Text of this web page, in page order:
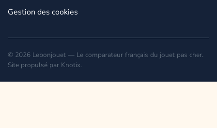
Gestion des cookies
© 2026 Lebonjouet — Le comparateur français du jouet pas cher.
Site propulsé par Knotix.